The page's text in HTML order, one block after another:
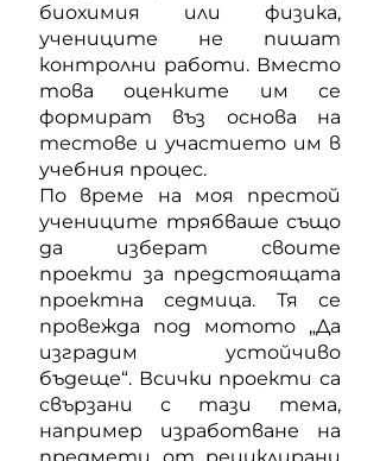
биохимия или физика,
учениците не пишат
контролни работи. Вместо
това оценките им се
формират въз основа на
тестове и участието им в
учебния процес.
По време на моя престой
учениците трябваше също
да изберат своите
проекти за предстоящата
проектна седмица. Тя се
провежда под мотото „Да
изградим устойчиво
бъдеще“. Всички проекти са
свързани с тази тема,
например изработване на